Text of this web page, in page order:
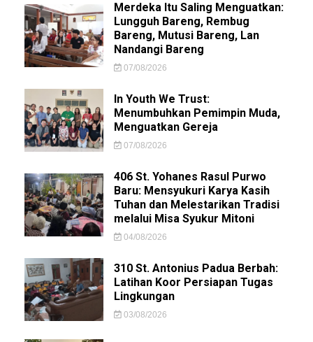
Merdeka Itu Saling Menguatkan:
Lungguh Bareng, Rembug
Bareng, Mutusi Bareng, Lan
Nandangi Bareng
07/08/2026
In Youth We Trust:
Menumbuhkan Pemimpin Muda,
Menguatkan Gereja
07/08/2026
406 St. Yohanes Rasul Purwo
Baru: Mensyukuri Karya Kasih
Tuhan dan Melestarikan Tradisi
melalui Misa Syukur Mitoni
04/08/2026
310 St. Antonius Padua Berbah:
Latihan Koor Persiapan Tugas
Lingkungan
03/08/2026